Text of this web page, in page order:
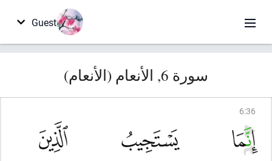
Guest
سورة 6, الأنعام (الأنعام)
6:36